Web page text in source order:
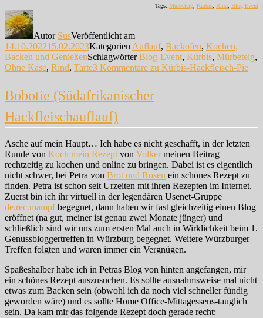
Tags: Mürbeteig, Kürbis, Rind, Blog-Event
Autor SusVeröffentlicht am
14.10.202215.02.2023KategorienAuflauf, Backofen, Kochen,
Backen und GenießenSchlagwörterBlog-Event, Kürbis, Mürbeteig,
Ohne Käse, Rind, Tarte3 Kommentare zu Kürbis-Hackfleisch-Pie
Bobotie (Südafrikanischer
Hackfleischauflauf)
Asche auf mein Haupt… Ich habe es nicht geschafft, in der letzten
Runde von Koch mein Rezept von Volkermeinen Beitrag
rechtzeitig zu kochen und online zu bringen. Dabei ist es eigentlich
nicht schwer, bei Petra von Brot und Rosen ein schönes Rezept zu
finden. Petra ist schon seit Urzeiten mit ihren Rezepten im Internet.
Zuerst bin ich ihr virtuell in der legendären Usenet-Gruppe
de.rec.mampfbegegnet, dann haben wir fast gleichzeitig einen Blog
eröffnet (na gut, meiner ist genau zwei Monate jünger) und
schließlich sind wir uns zum ersten Mal auch in Wirklichkeit beim 1.
Genussbloggertreffen in Würzburg begegnet. Weitere Würzburger
Treffen folgten und waren immer ein Vergnügen.
Spaßeshalber habe ich in Petras Blog von hinten angefangen, mir
ein schönes Rezept auszusuchen. Es sollte ausnahmsweise mal nicht
etwas zum Backen sein (obwohl ich da noch viel schneller fündig
geworden wäre) und es sollte Home Office-Mittagessens-tauglich
sein. Da kam mir das folgende Rezept doch gerade recht: